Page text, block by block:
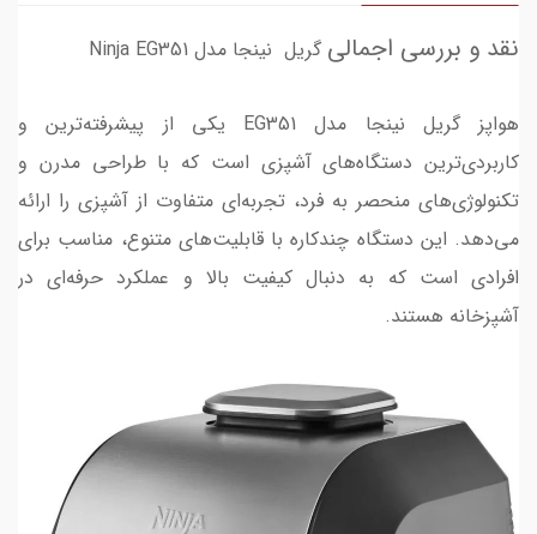
نقد و بررسی اجمالی گریل نینجا مدل Ninja EG351
هواپز گریل نینجا مدل EG351 یکی از پیشرفته‌ترین و
کاربردی‌ترین دستگاه‌های آشپزی است که با طراحی مدرن و
تکنولوژی‌های منحصر به فرد، تجربه‌ای متفاوت از آشپزی را ارائه
می‌دهد. این دستگاه چندکاره با قابلیت‌های متنوع، مناسب برای
افرادی است که به دنبال کیفیت بالا و عملکرد حرفه‌ای در
آشپزخانه هستند.